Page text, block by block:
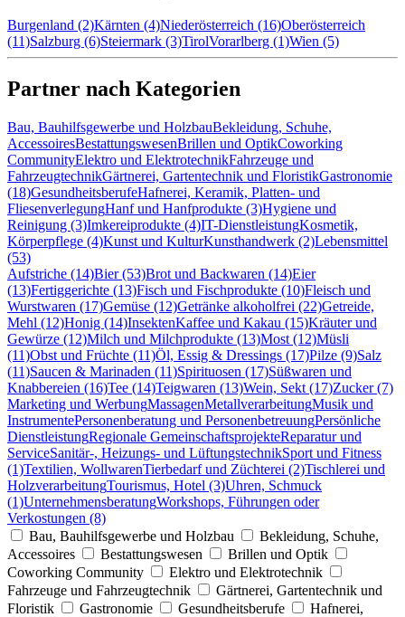
Burgenland (2)Kärnten (4)Niederösterreich (16)Oberösterreich
(11)Salzburg (6)Steiermark (3)TirolVorarlberg (1)Wien (5)
Partner nach Kategorien
Bau, Bauhilfsgewerbe und HolzbauBekleidung, Schuhe,
AccessoiresBestattungswesenBrillen und OptikCoworking
CommunityElektro und ElektrotechnikFahrzeuge und
FahrzeugtechnikGärtnerei, Gartentechnik und FloristikGastronomie
(18)GesundheitsberufeHafnerei, Keramik, Platten- und
FliesenverlegungHanf und Hanfprodukte (3)Hygiene und
Reinigung (3)Imkereiprodukte (4)IT-DienstleistungKosmetik,
Körperpflege (4)Kunst und KulturKunsthandwerk (2)Lebensmittel
(53)
Aufstriche (14)Bier (53)Brot und Backwaren (14)Eier
(13)Fertiggerichte (13)Fisch und Fischprodukte (10)Fleisch und
Wurstwaren (17)Gemüse (12)Getränke alkoholfrei (22)Getreide,
Mehl (12)Honig (14)InsektenKaffee und Kakau (15)Kräuter und
Gewürze (12)Milch und Milchprodukte (13)Most (12)Müsli
(11)Obst und Früchte (11)Öl, Essig & Dressings (17)Pilze (9)Salz
(11)Saucen & Marinaden (11)Spirituosen (17)Süßwaren und
Knabbereien (16)Tee (14)Teigwaren (13)Wein, Sekt (17)Zucker (7)
Marketing und WerbungMassagenMetallverarbeitungMusik und
InstrumentePersonenberatung und PersonenbetreuungPersönliche
DienstleistungRegionale GemeinschaftsprojekteReparatur und
ServiceSanitär-, Heizungs- und LüftungstechnikSport und Fitness
(1)Textilien, WollwarenTierbedarf und Züchterei (2)Tischlerei und
HolzverarbeitungTourismus, Hotel (3)Uhren, Schmuck
(1)UnternehmensberatungWorkshops, Führungen oder
Verkostungen (8)
Bau, Bauhilfsgewerbe und Holzbau
Bekleidung, Schuhe,
Accessoires
Bestattungswesen
Brillen und Optik
Coworking Community
Elektro und Elektrotechnik
Fahrzeuge und Fahrzeugtechnik
Gärtnerei, Gartentechnik und
Floristik
Gastronomie Gesundheitsberufe
Hafnerei,